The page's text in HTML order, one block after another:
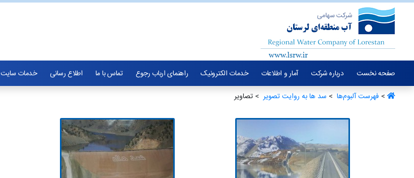
صفحه نخست درباره شرکت آمار و اطلاعات خدمات الکترونیک راهنمای ارباب رجوع تماس با ما اطلاع رسانی خدمات سایت
> فهرست آلبو‌م‌ها ‏ > سد ها به روایت تصویر ‏ > تصاویر